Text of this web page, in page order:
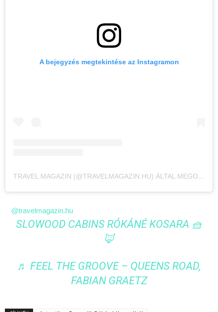
A bejegyzés megtekintése az Instagramon
TRAVEL MAGAZIN (@TRAVELMAGAZIN.HU) ÁLTAL MEGOSZTOTT BEJEGYZÉS
@travelmagazin.hu
SLOWOOD CABINS RÓKÁNÉ KOSARA 🧺
🦊
♬ FEEL THE GROOVE – QUEENS ROAD,
FABIAN GRAETZ